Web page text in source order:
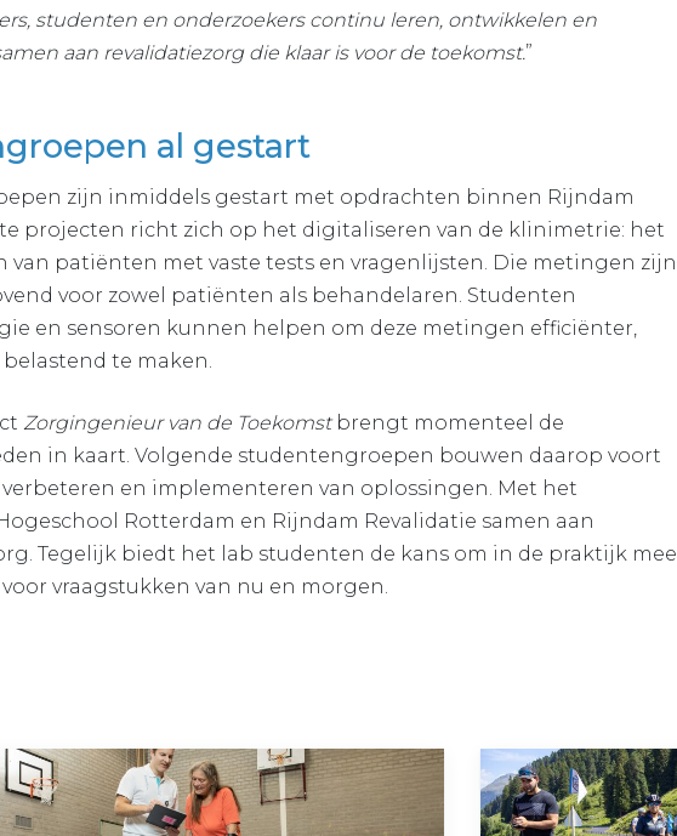
studenten en onderzoekers continu leren, ontwikkelen en
aan revalidatiezorg die klaar is voor de toekomst.”
al gestart
zijn inmiddels gestart met opdrachten binnen Rijndam
projecten richt zich op het digitaliseren van de klinimetrie: het
patiënten met vaste tests en vragenlijsten. Die metingen zijn
voor zowel patiënten als behandelaren. Studenten
en sensoren kunnen helpen om deze metingen efficiënter,
te maken.
Zorgingenieur van de Toekomstbrengt momenteel de
in kaart. Volgende studentengroepen bouwen daarop voort
en implementeren van oplossingen. Met het
Rotterdam en Rijndam Revalidatie samen aan
Tegelijk biedt het lab studenten de kans om in de praktijk mee
vraagstukken van nu en morgen.